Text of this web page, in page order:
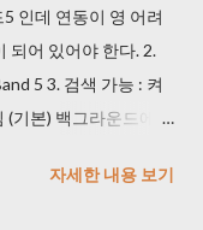
dvd/Free-Video-to-
상적으로 되지 않아
데 속도가 괜찮았다.
진 제거해주는 프로
걸어놓고 가면 된다.
인데 연동이 영 어려
되어 있어야 한다. 2.
5 3. 검색 가능 : 켜
(기본) 백그라운드에서
Band 5 누르고
자세한 내용 보기